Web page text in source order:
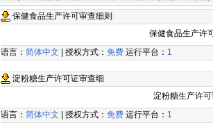
保健食品生产许可审查细则
保健食品生产许
语言： 简体中文 | 授权方式： 免费 运行平台： 1
淀粉糖生产许可证审查细
淀粉糖生产许
语言： 简体中文 | 授权方式： 免费 运行平台： 1